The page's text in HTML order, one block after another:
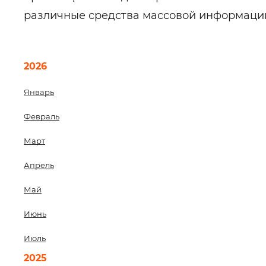
различные средства массовой
2026
Январь
Февраль
Март
Апрель
Май
Июнь
Июль
2025